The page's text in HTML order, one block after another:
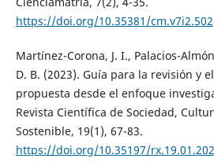
https://doi.org/10.35381/cm.v7i2.502
Martínez-Corona, J. I., Palacios-
D. B. (2023). Guía para la revisión y
propuesta desde el enfoque
Revista Científica de Sociedad,
Sostenible, 19(1), 67-83.
https://doi.org/10.35197/